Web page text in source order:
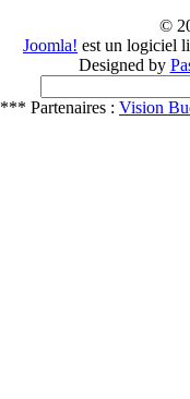
©
Joomla! est un logiciel
Designed by
*** Partenaires : Vision